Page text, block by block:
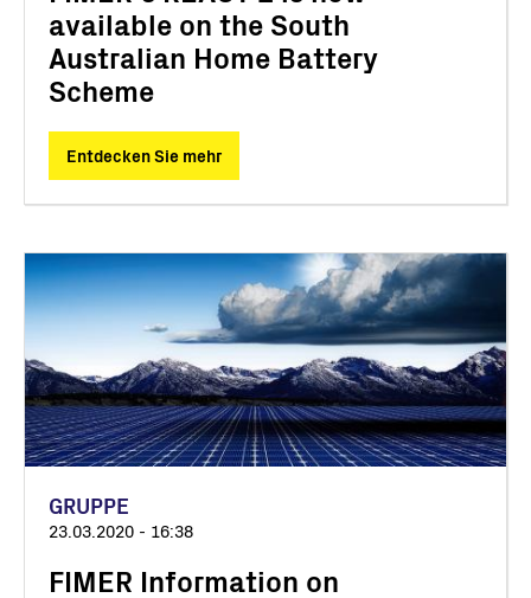
available on the South
Australian Home Battery
Scheme
Entdecken Sie mehr
GRUPPE
23.03.2020 - 16:38
FIMER Information on